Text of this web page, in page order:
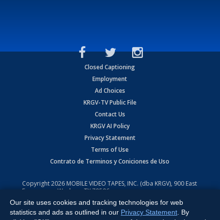
Closed Captioning
Employment
Ad Choices
KRGV-TV Public File
Contact Us
KRGV AI Policy
Privacy Statement
Terms of Use
Contrato de Terminos y Coniciones de Uso
Copyright2026 MOBILE VIDEO TAPES, INC. (dba KRGV), 900 East
Expressway, Weslaco, TX 78596.
All Rights Reserved. Powered by:Ruby Shore Software
Our site uses cookies and tracking technologies for web
statistics and ads as outlined in our Privacy Statement . By